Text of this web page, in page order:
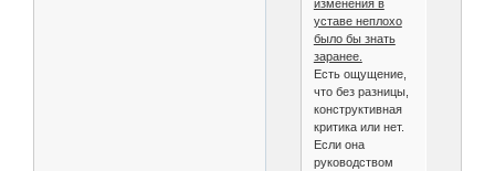
изменения в
уставе неплохо
было бы знать
заранее.
Есть ощущение,
что без разницы,
конструктивная
критика или нет.
Если она
руководством